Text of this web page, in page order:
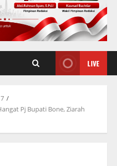
LIVE
Pj Bupati Bone, Ziarah